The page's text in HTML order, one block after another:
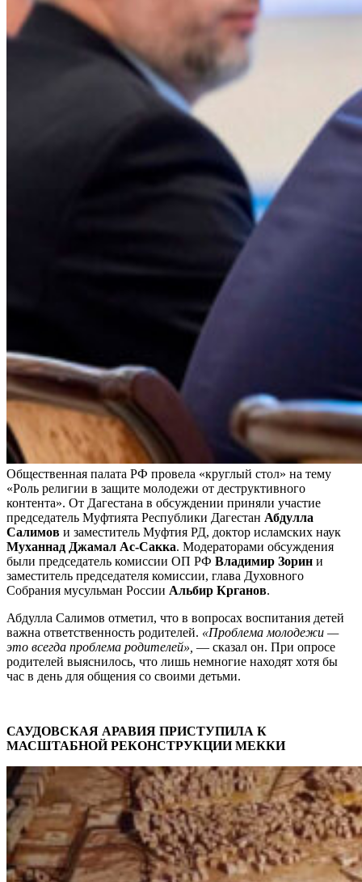
Общественная палата РФ провела «круглый стол» на тему
«Роль религии в защите молодежи от деструктивного
контента». От Дагестана в обсуждении приняли участие
председатель Муфтията Республики Дагестан Абдулла
Салимов и заместитель Муфтия РД, доктор исламских наук
Муханнад Джамал Ас-Сакка. Модераторами обсуждения
были председатель комиссии ОП РФ Владимир Зорин и
заместитель председателя комиссии, глава Духовного
Собрания мусульман России Альбир Крганов.
Абдулла Салимов отметил, что в вопросах воспитания детей
важна ответственность родителей. «Проблема молодежи —
это всегда проблема родителей», — сказал он. При опросе
родителей выяснилось, что лишь немногие находят хотя бы
час в день для общения со своими детьми.
САУДОВСКАЯ АРАВИЯ ПРИСТУПИЛА К
МАСШТАБНОЙ РЕКОНСТРУКЦИИ МЕККИ